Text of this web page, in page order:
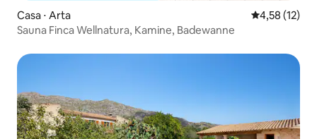
Casa ⋅ Arta 4,58 de uma
4,58 (12)
Sauna Finca Wellnatura, Kamine, Badewanne